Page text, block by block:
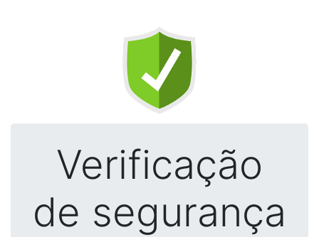
Verificação
de segurança